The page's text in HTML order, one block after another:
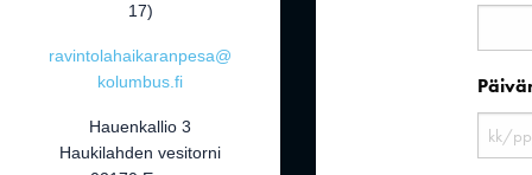
17)
ravintolahaikaranpesa@
kolumbus.fi
Hauenkallio 3
Haukilahden vesitorni
KK